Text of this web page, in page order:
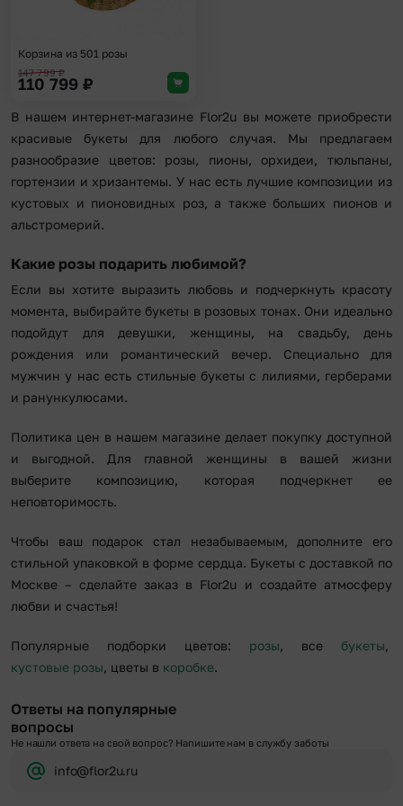
Корзина из 501 розы
147 799₽
110 799 ₽
В нашем интернет-магазине Flor2u вы можете приобрести
красивые букеты для любого случая. Мы предлагаем
разнообразие цветов: розы, пионы, орхидеи, тюльпаны,
гортензии и хризантемы. У нас есть лучшие композиции из
кустовых и пионовидных роз, а также больших пионов и
альстромерий.
Какие розы подарить любимой?
Если вы хотите выразить любовь и подчеркнуть красоту
момента, выбирайте букеты в розовых тонах. Они идеально
подойдут для девушки, женщины, на свадьбу, день
рождения или романтический вечер. Специально для
мужчин у нас есть стильные букеты с лилиями, герберами
и ранункулюсами.
Политика цен в нашем магазине делает покупку доступной
и выгодной. Для главной женщины в вашей жизни
выберите композицию, которая подчеркнет ее
неповторимость.
Чтобы ваш подарок стал незабываемым, дополните его
стильной упаковкой в форме сердца. Букеты с доставкой по
Москве – сделайте заказ в Flor2u и создайте атмосферу
любви и счастья!
Популярные подборки цветов: розы, все букеты,
кустовые розы, цветы в коробке.
Ответы на популярные
вопросы
Не нашли ответа на свой вопрос? Напишите нам в службу заботы
info@flor2u.ru